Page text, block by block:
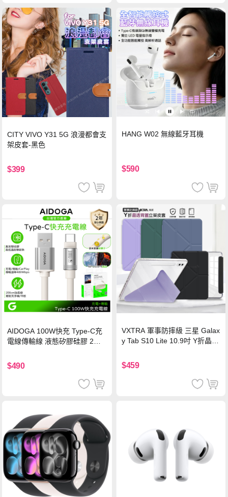
CITY VIVO Y31 5G 浪漫都會支
架皮套-黑色
$399
HANG W02 無線藍牙耳機
$590
AIDOGA 100W快充 Type-C充
電線傳輸線 液態矽膠硅膠 2M
$490
VXTRA 軍事防摔級 三星 Galax
y Tab S10 Lite 10.9吋 Y折晶透
$459